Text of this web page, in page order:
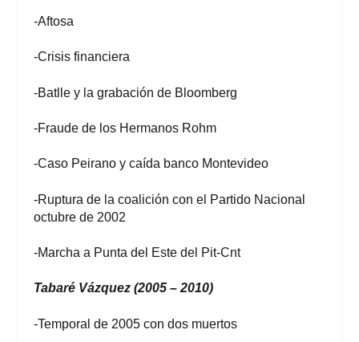
-Aftosa
-Crisis financiera
-Batlle y la grabación de Bloomberg
-Fraude de los Hermanos Rohm
-Caso Peirano y caída banco Montevideo
-Ruptura de la coalición con el Partido Nacional
octubre de 2002
-Marcha a Punta del Este del Pit-Cnt
Tabaré Vázquez (2005 – 2010)
-Temporal de 2005 con dos muertos